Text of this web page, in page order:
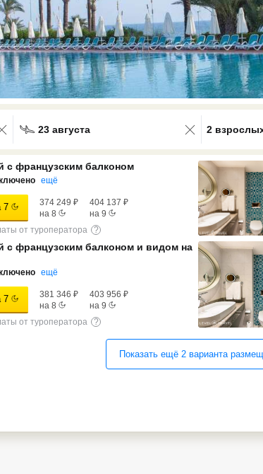
23 августа
0 results
2
с французским балконом
ещё
7 374 249 ₽
на 8
404 137 ₽
на 9
от туроператора
?
с французским балконом и видом на
ещё
7 381 346 ₽
на 8
403 956 ₽
на 9
от туроператора
?
Показать ещё 2 варианта